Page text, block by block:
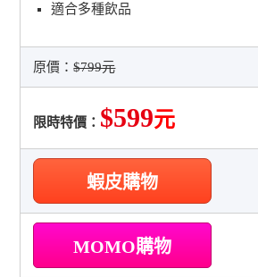
適合多種飲品
原價：$799元
限時特價： $599元
蝦皮購物
MOMO購物